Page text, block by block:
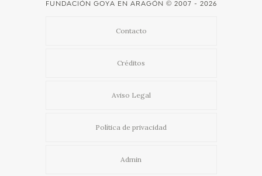
FUNDACIÓN GOYA EN ARAGÓN © 2007 - 2026
Contacto
Créditos
Aviso Legal
Política de privacidad
Admin